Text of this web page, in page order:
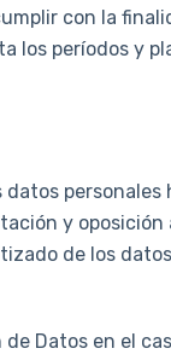
con la
los períodos y
y
de los
Datos en el